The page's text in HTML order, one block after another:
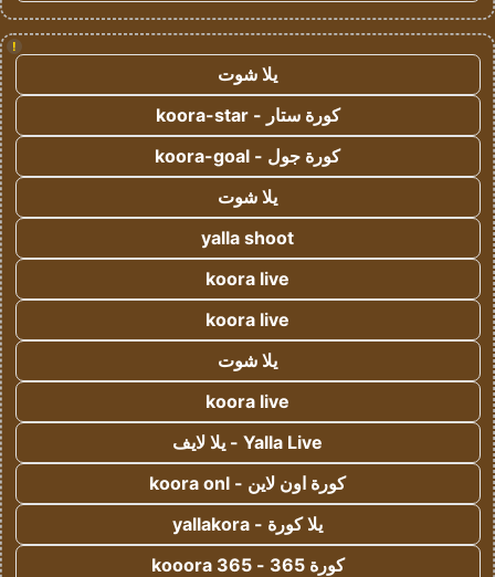
!
يلا شوت
كورة ستار - koora-star
كورة جول - koora-goal
يلا شوت
yalla shoot
koora live
koora live
يلا شوت
koora live
Yalla Live - يلا لايف
كورة اون لاين - koora onl
يلا كورة - yallakora
كورة 365 - kooora 365